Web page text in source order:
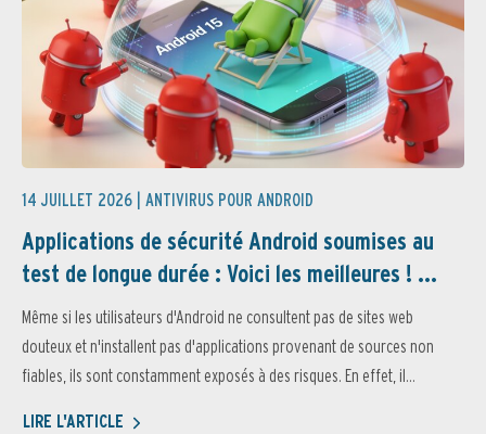
14 JUILLET 2026 | ANTIVIRUS POUR ANDROID
Applications de sécurité Android soumises au
test de longue durée : Voici les meilleures ! ...
Même si les utilisateurs d'Android ne consultent pas de sites web
douteux et n'installent pas d'applications provenant de sources non
fiables, ils sont constamment exposés à des risques. En effet, il...
LIRE L'ARTICLE